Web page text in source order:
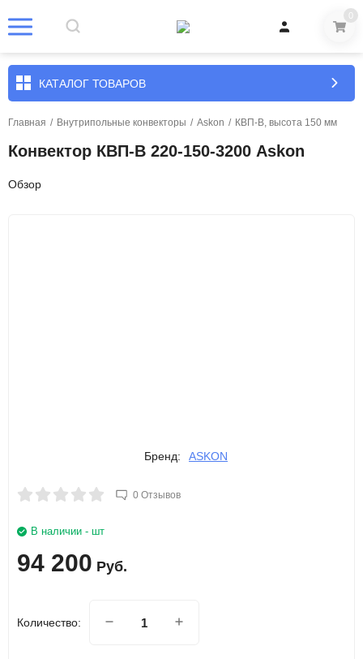
0
КАТАЛОГ ТОВАРОВ
Главная / Внутрипольные конвекторы / Askon / КВП-В, высота 150 мм
Конвектор КВП-В 220-150-3200 Askon
Обзор
Бренд: ASKON
0 Отзывов
В наличии - шт
94 200 Руб.
Количество: